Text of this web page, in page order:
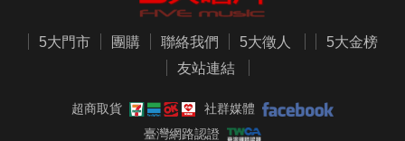
5大門市 團購 聯絡我們 5大徵人
5大金榜
友站連結
超商取貨
社群媒體
臺灣網路認證